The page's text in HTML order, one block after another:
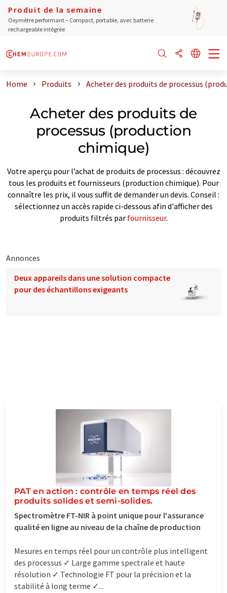
Produit de la semaine
Oxymètre performant – Compact, portable, avec batterie
rechargeable intégrée
Home Produits Acheter des produits de processus
Acheter des produits de
processus (production
chimique)
Votre aperçu pour l’achat de produits de processus : découvrez
tous les produits et fournisseurs (production chimique). Pour
connaître les prix, il vous suffit de demander un devis. Conseil :
sélectionnez un accès rapide ci-dessous afin d'afficher des
produits filtrés par fournisseur.
Annonces
Deux appareils dans une solution compacte
pour des échantillons exigeants
PAT en action : contrôle en temps réel des
produits solides et semi-solides.
Spectromètre FT-NIR à point unique pour l'assurance
qualité en ligne au niveau de la chaîne de production
Mesures en temps réel pour un contrôle plus intelligent
des processus ✓ Large gamme spectrale et haute
résolution ✓ Technologie FT pour la précision et la
stabilité à long terme ✓...